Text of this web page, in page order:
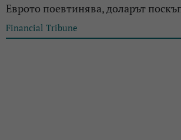
Еврото поевтинява, доларът
Financial Tribune